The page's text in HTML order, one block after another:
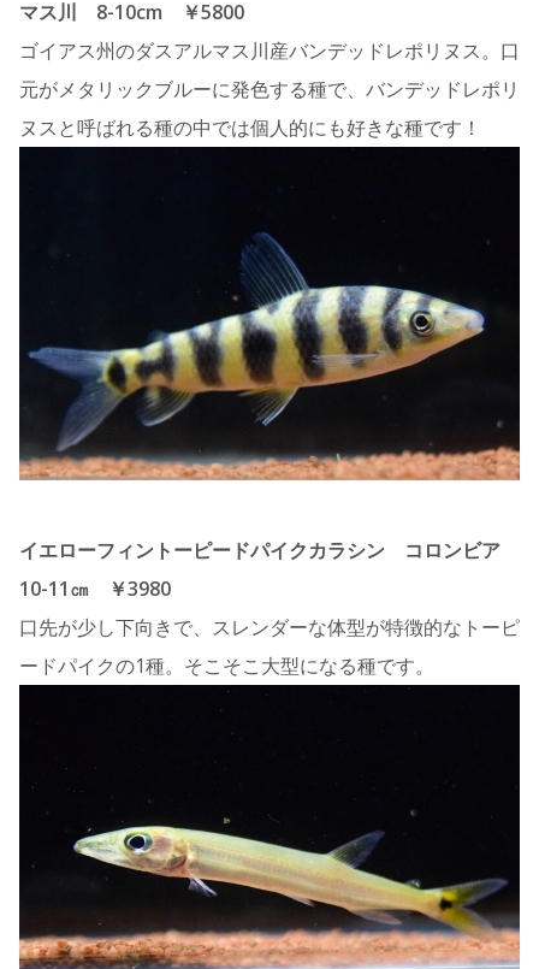
マス川 8-10cm ￥5800
ゴイアス州のダスアルマス川産バンデッドレポリヌス。口
元がメタリックブルーに発色する種で、バンデッドレポリ
ヌスと呼ばれる種の中では個人的にも好きな種です！
イエローフィントーピードパイクカラシン コロンビア
10-11㎝ ￥3980
口先が少し下向きで、スレンダーな体型が特徴的なトーピ
ードパイクの1種。そこそこ大型になる種です。